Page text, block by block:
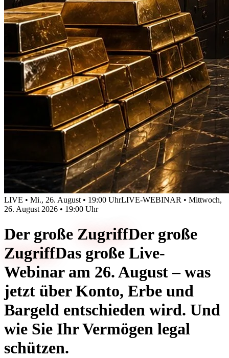
LIVE • Mi., 26. August • 19:00 UhrLIVE-WEBINAR • Mittwoch,
26. August 2026 • 19:00 Uhr
Der große ZugriffDer große
ZugriffDas große Live-
Webinar am 26. August – was
jetzt über Konto, Erbe und
Bargeld entschieden wird. Und
wie Sie Ihr Vermögen legal
schützen.